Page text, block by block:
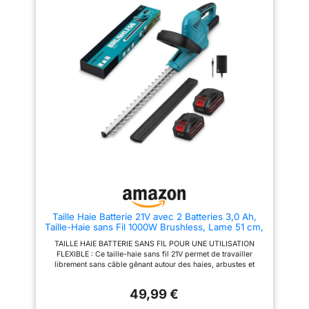
lithium-ion haute capacité de
4,0 Ah, ce taille-haie sans fil
offre une autonomie continue de
120 minutes, soit une puissance
suffisante pour les grands
jardins ou les travaux de coupe
prolongés. L'écran LED situé sur
informations claires sur l'état de
la batterie, afin que vous ne
soyez jamais surpris par une
batterie vide. Taille-haie manuel
rapidement de la coupe
verticale à la coupe horizontale.
Avec un poids de seulement 4,1
lb, il est facile à soulever pour
à tenir pendant de longues
périodes sans fatigue. La
poignée ergonomique
contrôle et le rend idéal pour les
débutants, les personnes âgées
équilibre parfait, un poids
réduit et une meilleure
manœuvrabilité Concept 18V
ONE+ : alimentez ce modèle
électrique et tous vos appareils
et outils de bricolage et
jardinage avec la même batterie
pour + de 200 outils. Antichocs,
elle est dotée de la technologie
Lithium+ IntelliCell et évite la
surcharge et la surchauffe
Contenu du paquet : l'appareil
est livré avec 1 collecteur de
déchets HEDGESWEEP et 1
bricolage et de jardinage : nos
outils sont conçus pour durer,
outils et batteries sont garantis
2 ans et, si le consommateur
enregistre le produit dans les
Taille Haie Batterie 21V avec 2 Batteries 3,0 Ah,
Taille-Haie sans Fil 1000W Brushless, Lame 51 cm,
Arbustes et Jardin (avec 2 Batteries)
TAILLE HAIE BATTERIE SANS FIL POUR UNE UTILISATION
FLEXIBLE : Ce taille-haie sans fil 21V permet de travailler
librement sans câble gênant autour des haies, arbustes et
BRUSHLESS 1000W POUR UNE COUPE EFFICACE : Le moteur
49,99 €